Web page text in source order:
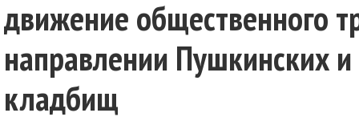
движение общественного
направлении Пушкинских
кладбищ